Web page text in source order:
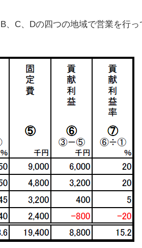
C、Dの四つの地域で営業を行っ